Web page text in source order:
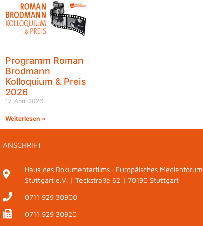
Programm Roman
Brodmann
Kolloquium & Preis
2026
17. April 2026
Weiterlesen »
ANSCHRIFT
Haus des Dokumentarfilms · Europäisches Medienforum
Stuttgart e.V. | Teckstraße 62 | 70190 Stuttgart
0711 929 30900
0711 929 30920